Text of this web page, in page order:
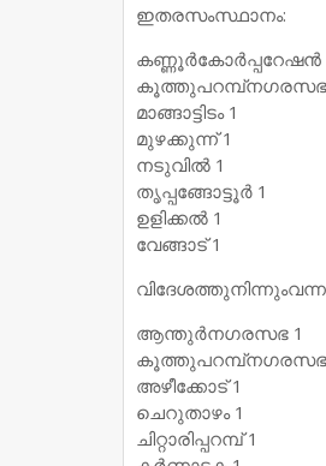
ഇതരസംസ്ഥാനം:
കണ്ണൂര്‍കോര്‍പ്പറേഷന്‍
കൂത്തുപറമ്പ്‌നഗരസഭ
മാങ്ങാട്ടിടം 1
മുഴക്കുന്ന് 1
നടുവില്‍ 1
തൃപ്പങ്ങോട്ടൂര്‍ 1
ഉളിക്കല്‍ 1
വേങ്ങാട് 1
ആന്തുര്‍നഗരസഭ 1
കൂത്തുപറമ്പ്‌നഗരസഭ
അഴീക്കോട് 1
ചെറുതാഴം 1
ചിറ്റാരിപ്പറമ്പ് 1